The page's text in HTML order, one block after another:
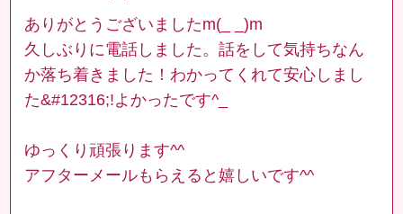
ありがとうございましたm(_ _)m
久しぶりに電話しました。話をして気持ちなん
か落ち着きました！わかってくれて安心しまし
た&#12316;!よかったです^_
ゆっくり頑張ります^^
アフターメールもらえると嬉しいです^^